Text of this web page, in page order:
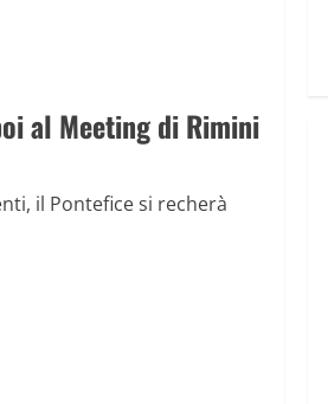
al Meeting di Rimini
il Pontefice si recherà